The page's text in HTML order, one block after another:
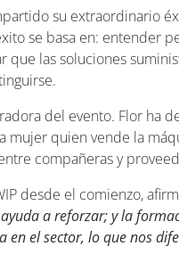
su extraordinario
se basa en: entender
las soluciones
del evento. Flor ha
quien vende la
compañeras y
desde el comienzo,
a reforzar; y la
en el sector, lo que nos